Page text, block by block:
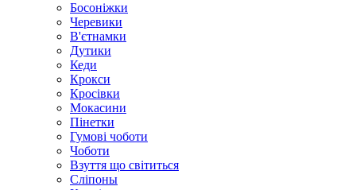
Босоніжки
Черевики
В'єтнамки
Дутики
Кеди
Крокси
Кросівки
Мокасини
Пінетки
Гумові чоботи
Чоботи
Взуття що світиться
Сліпоны